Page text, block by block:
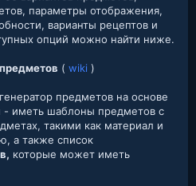
параметры отображения,
варианты рецептов и
опций можно найти ниже.
( wiki )
предметов на основе
- иметь шаблоны предметов с
такими как материал и
а также список
которые может иметь